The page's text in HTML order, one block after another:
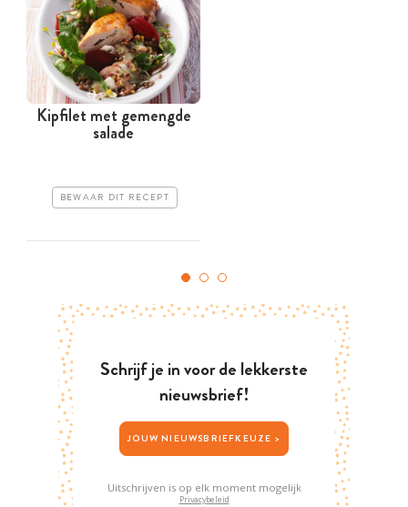
Kipfilet met gemengde
salade
BEWAAR DIT RECEPT
Schrijf je in voor de lekkerste
nieuwsbrief!
JOUW NIEUWSBRIEFKEUZE >
Uitschrijven is op elk moment mogelijk
Privacybeleid